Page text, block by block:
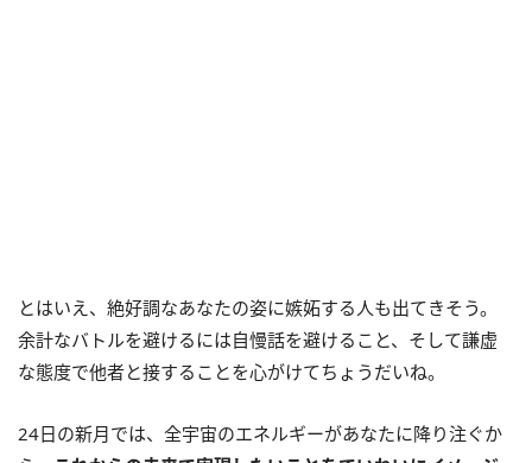
とはいえ、絶好調なあなたの姿に嫉妬する人も出てきそう。
余計なバトルを避けるには自慢話を避けること、そして謙虚
な態度で他者と接することを心がけてちょうだいね。
24日の新月では、全宇宙のエネルギーがあなたに降り注ぐか